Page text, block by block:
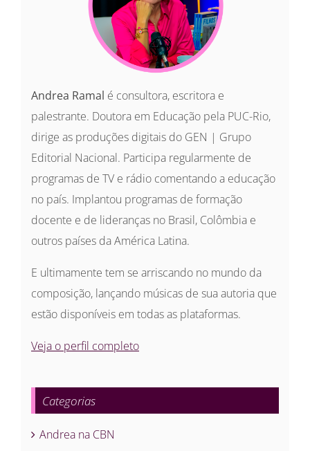
Andrea Ramal é consultora, escritora e
palestrante. Doutora em Educação pela PUC-Rio,
dirige as produções digitais do GEN | Grupo
Editorial Nacional. Participa regularmente de
programas de TV e rádio comentando a educação
no país. Implantou programas de formação
docente e de lideranças no Brasil, Colômbia e
outros países da América Latina.
E ultimamente tem se arriscando no mundo da
composição, lançando músicas de sua autoria que
estão disponíveis em todas as plataformas.
Veja o perfil completo
Categorias
Andrea na CBN